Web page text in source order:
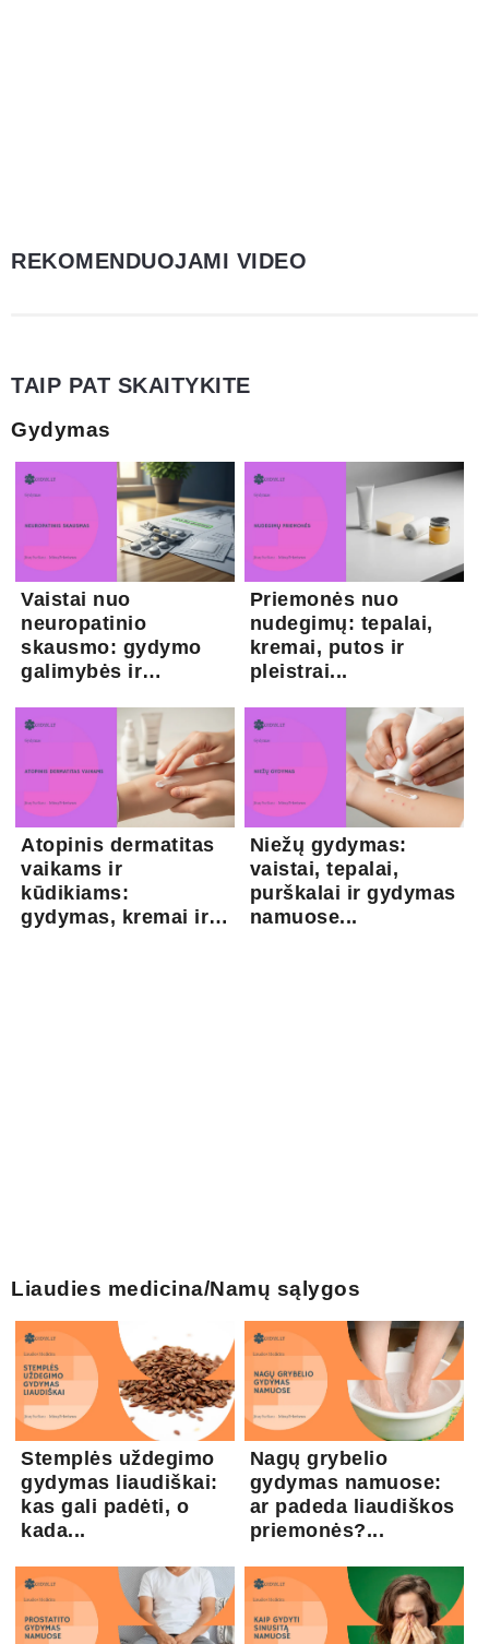
REKOMENDUOJAMI VIDEO
TAIP PAT SKAITYKITE
Gydymas
Vaistai nuo
neuropatinio
skausmo: gydymo
galimybės ir
Priemonės nuo
nudegimų: tepalai,
kremai, putos ir
pleistrai...
Atopinis dermatitas
vaikams ir
kūdikiams:
gydymas, kremai ir
Niežų gydymas:
vaistai, tepalai,
purškalai ir gydymas
namuose...
Liaudies medicina/Namų sąlygos
Stemplės uždegimo
gydymas liaudiškai:
kas gali padėti, o
kada...
Nagų grybelio
gydymas namuose:
ar padeda liaudiškos
priemonės?...